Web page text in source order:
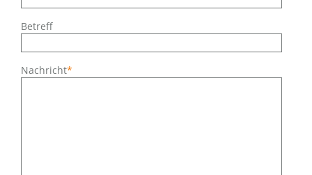
Betreff
Pflichtfeld
Nachricht*